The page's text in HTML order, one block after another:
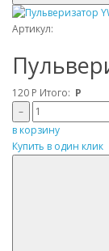
Артикул:
120 Р Итого: Р
–
в корзину
Купить в один клик